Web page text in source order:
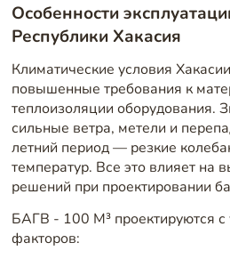
Особенности
Республики Хакасия
Климатические условия
повышенные требования к
теплоизоляции оборудования.
сильные ветра, метели и
летний период — резкие
температур. Все это влияет на
решений при проектировании
БАГВ - 100 М³ проектируются
факторов: